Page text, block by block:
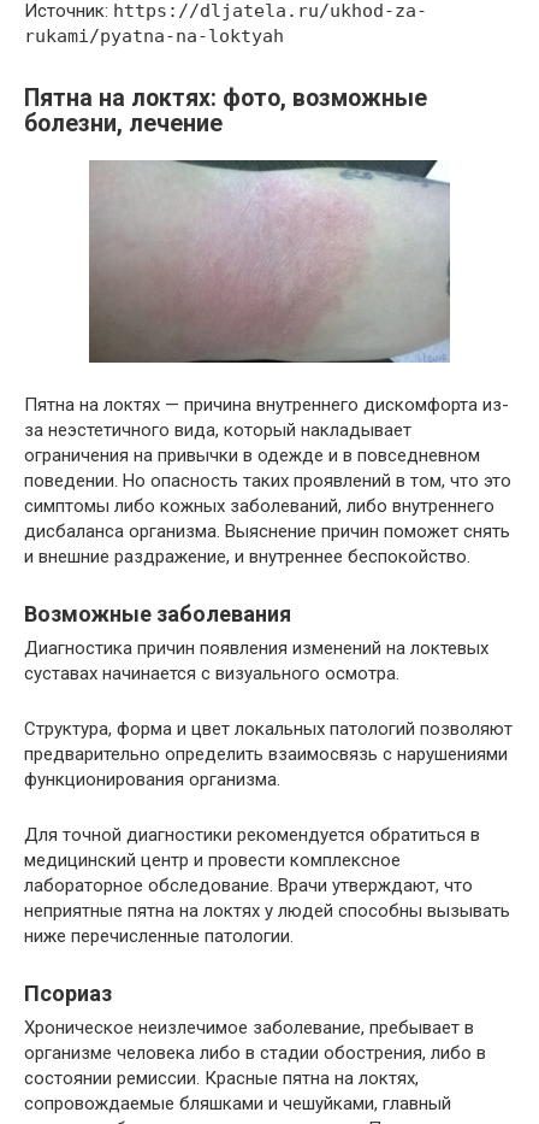
Источник: https://dljatela.ru/ukhod-za-
rukami/pyatna-na-loktyah
Пятна на локтях: фото, возможные
болезни, лечение
Пятна на локтях — причина внутреннего дискомфорта из-
за неэстетичного вида, который накладывает
ограничения на привычки в одежде и в повседневном
поведении. Но опасность таких проявлений в том, что это
симптомы либо кожных заболеваний, либо внутреннего
дисбаланса организма. Выяснение причин поможет снять
и внешние раздражение, и внутреннее беспокойство.
Возможные заболевания
Диагностика причин появления изменений на локтевых
суставах начинается с визуального осмотра.
Структура, форма и цвет локальных патологий позволяют
предварительно определить взаимосвязь с нарушениями
функционирования организма.
Для точной диагностики рекомендуется обратиться в
медицинский центр и провести комплексное
лабораторное обследование. Врачи утверждают, что
неприятные пятна на локтях у людей способны вызывать
ниже перечисленные патологии.
Псориаз
Хроническое неизлечимое заболевание, пребывает в
организме человека либо в стадии обострения, либо в
состоянии ремиссии. Красные пятна на локтях,
сопровождаемые бляшками и чешуйками, главный